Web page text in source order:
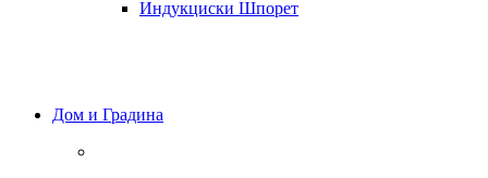
Индукциски Шпорет
Дом и Градина